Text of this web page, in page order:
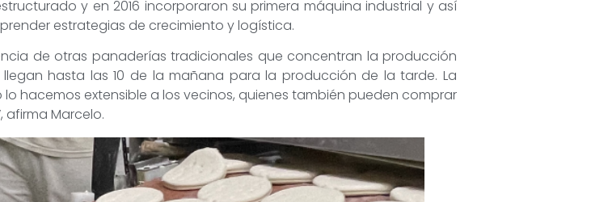
y en 2016 incorporaron su primera máquina industrial y así
estrategias de crecimiento y logística.
de otras panaderías tradicionales que concentran la producción
hasta las 10 de la mañana para la producción de la tarde. La
hacemos extensible a los vecinos, quienes también pueden comprar
Marcelo.